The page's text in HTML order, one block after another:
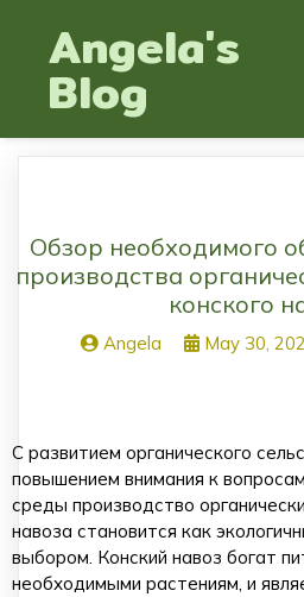
Angela's
Blog
Обзор необходимого
производства
конского
Angela May 30,
С развитием органического
повышением внимания к
среды производство
навоза становится как
выбором. Конский навоз богат
необходимыми растениям, и